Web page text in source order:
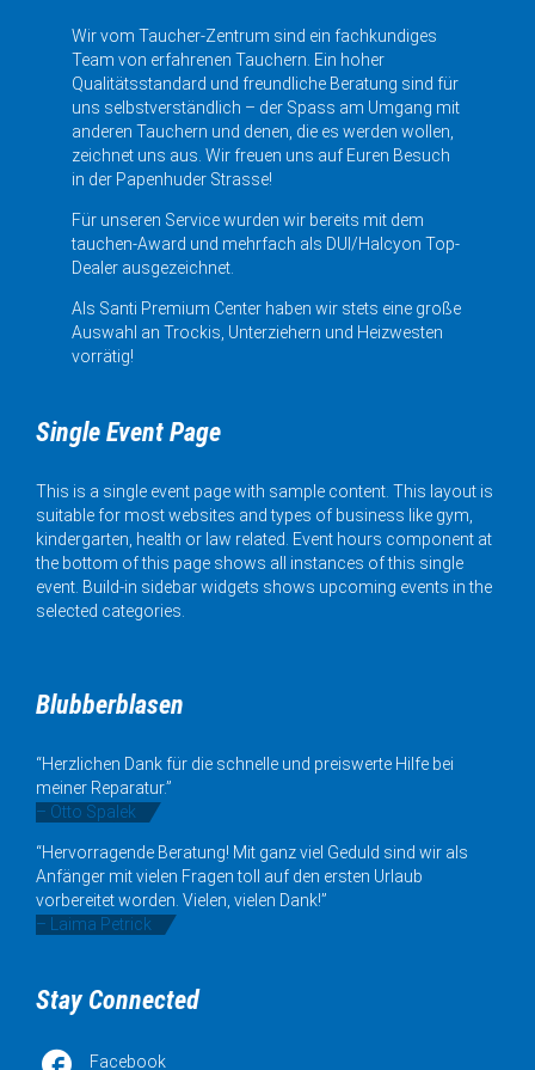
Wir vom Taucher-Zentrum sind ein fachkundiges
Team von erfahrenen Tauchern. Ein hoher
Qualitätsstandard und freundliche Beratung sind für
uns selbstverständlich – der Spass am Umgang mit
anderen Tauchern und denen, die es werden wollen,
zeichnet uns aus. Wir freuen uns auf Euren Besuch
in der Papenhuder Strasse!
Für unseren Service wurden wir bereits mit dem
tauchen-Award und mehrfach als DUI/Halcyon Top-
Dealer ausgezeichnet.
Als Santi Premium Center haben wir stets eine große
Auswahl an Trockis, Unterziehern und Heizwesten
vorrätig!
Single Event Page
This is a single event page with sample content. This layout is
suitable for most websites and types of business like gym,
kindergarten, health or law related. Event hours component at
the bottom of this page shows all instances of this single
event. Build-in sidebar widgets shows upcoming events in the
selected categories.
Blubberblasen
“Herzlichen Dank für die schnelle und preiswerte Hilfe bei
meiner Reparatur.”
– Otto Spalek
“Hervorragende Beratung! Mit ganz viel Geduld sind wir als
Anfänger mit vielen Fragen toll auf den ersten Urlaub
vorbereitet worden. Vielen, vielen Dank!”
– Laima Petrick
Stay Connected
Facebook